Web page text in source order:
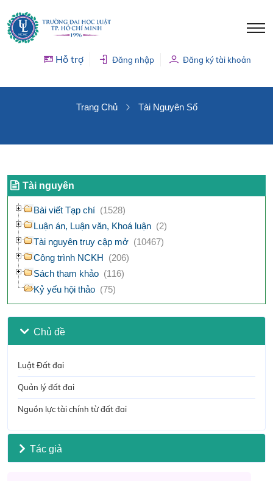
Hỗ trợ Đăng nhập Đăng ký tài khoản
Trang Chủ Tài Nguyên Số
Tài nguyên
Bài viết Tạp chí (1528)
Luận án, Luận văn, Khoá luận (2)
Tài nguyên truy cập mở (10467)
Công trình NCKH (206)
Sách tham khảo (116)
Kỷ yếu hội thảo (75)
Chủ đề
Luật Đất đai
Quản lý đất đai
Nguồn lực tài chính từ đất đai
Tác giả